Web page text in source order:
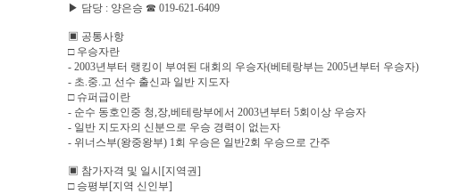
▶ 담당 : 양은승 ☎ 019-621-6409
▣ 공통사항
□ 우승자란
- 2003년부터 랭킹이 부여된 대회의 우승자(베테랑부는 2005년부터 우승자)
- 초.중.고 선수 출신과 일반 지도자
□ 슈퍼급이란
- 순수 동호인중 청,장,베테랑부에서 2003년부터 5회이상 우승자
- 일반 지도자의 신분으로 우승 경력이 없는자
- 위너스부(왕중왕부) 1회 우승은 일반2회 우승으로 간주
▣ 참가자격 및 일시[지역권]
□ 승평부[지역 신인부]